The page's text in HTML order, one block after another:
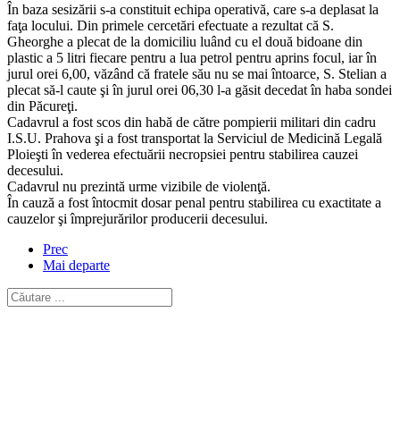
În baza sesizării s-a constituit echipa operativă, care s-a deplasat la
faţa locului. Din primele cercetări efectuate a rezultat că S.
Gheorghe a plecat de la domiciliu luând cu el două bidoane din
plastic a 5 litri fiecare pentru a lua petrol pentru aprins focul, iar în
jurul orei 6,00, văzând că fratele său nu se mai întoarce, S. Stelian a
plecat să-l caute şi în jurul orei 06,30 l-a găsit decedat în haba sondei
din Păcureţi.
Cadavrul a fost scos din habă de către pompierii militari din cadru
I.S.U. Prahova şi a fost transportat la Serviciul de Medicină Legală
Ploieşti în vederea efectuării necropsiei pentru stabilirea cauzei
decesului.
Cadavrul nu prezintă urme vizibile de violenţă.
În cauză a fost întocmit dosar penal pentru stabilirea cu exactitate a
cauzelor şi împrejurărilor producerii decesului.
Prec
Mai departe